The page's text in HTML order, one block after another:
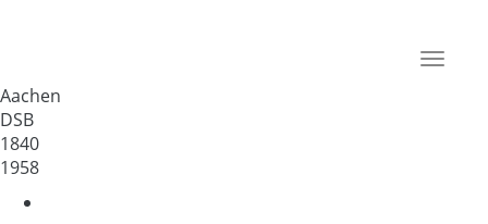
Toggle
Aachen
DSB
1840
1958